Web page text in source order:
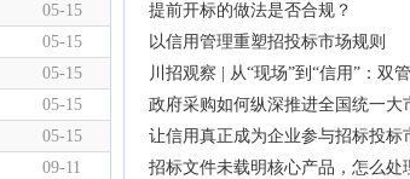
日立电梯（中国）有限公司四川
珠海市力鼎电气有限公司
河南益志信医疗器械商贸有限公
四川省泸州志远建筑工程有限公
成都雄毅科技有限公司
云南南方智慧设备有限公司
成都喜闻见乐后勤管理有限公司
四川商德管业有限公司
成都骅光医疗器械有限公司
内江市福奇林医疗器械有限责任
北京联合保险经纪有限公司四川
四川红祥建筑工程有限公司
四川卓信容大招标代理有限公司
四川辉豪家具有限公司
富顺县子乐商贸有限公司
四川权宗工程项目管理有限公司
四川瑾尚商贸有限公司
北京金萌泰医院管理集团有限公
05-15
05-15
05-15
05-15
05-15
09-11
提前开标的做法是否合规？
以信用管理重塑招投标市场规则
川招观察 | 从“现场”到“信用”：双
重塑招投标新秩序
政府采购如何纵深推进全国统一大
建设
让信用真正成为企业参与招标投标
竞争的“通行证”
招标文件未载明核心产品，怎么处